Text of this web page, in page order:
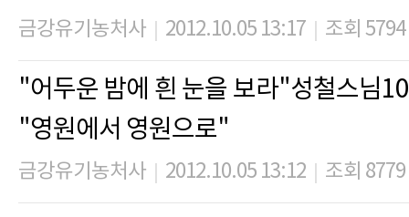
금강유기농처사 2012.10.05 13:17 조회 5794
"어두운 밤에 흰 눈을 보라"성철스님
"영원에서 영원으로"
금강유기농처사 2012.10.05 13:12 조회 8779